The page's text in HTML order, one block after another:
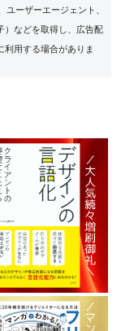
ーザーエージェント、
）などを取得し、広告配
利用する場合がありま